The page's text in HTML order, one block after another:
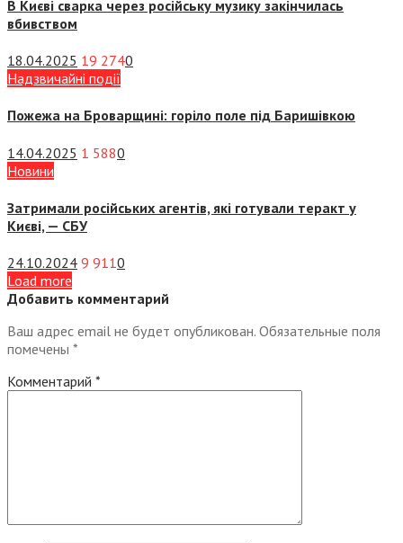
В Києві сварка через російську музику закінчилась
вбивством
18.04.2025 19 2740
Надзвичайні події
Пожежа на Броварщині: горіло поле під Баришівкою
14.04.2025 1 5880
Новини
Затримали російських агентів, які готували теракт у
Києві, — СБУ
24.10.2024 9 9110
Load more
Добавить комментарий
Ваш адрес email не будет опубликован. Обязательные поля
помечены *
Комментарий *